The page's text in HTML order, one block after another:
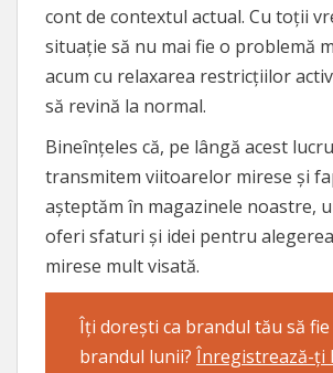
cont de contextul actual. Cu toții
situație să nu mai fie o problemă
acum cu relaxarea restricțiilor
să revină la normal.
Bineînțeles că, pe lângă acest
transmitem viitoarelor mirese și
așteptăm în magazinele noastre,
oferi sfaturi și idei pentru
mirese mult visată.
Îți dorești ca brandul tău să
brandul lunii? Înregistrează-ți